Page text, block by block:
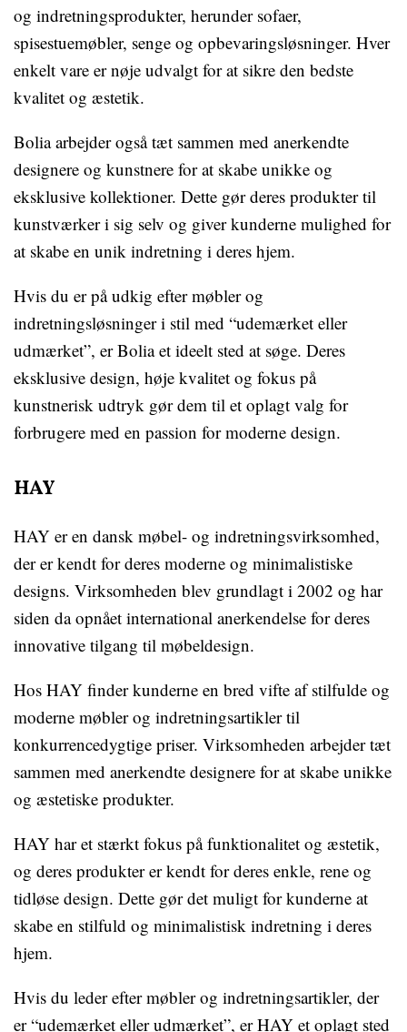
og indretningsprodukter, herunder sofaer,
spisestuemøbler, senge og opbevaringsløsninger. Hver
enkelt vare er nøje udvalgt for at sikre den bedste
kvalitet og æstetik.
Bolia arbejder også tæt sammen med anerkendte
designere og kunstnere for at skabe unikke og
eksklusive kollektioner. Dette gør deres produkter til
kunstværker i sig selv og giver kunderne mulighed for
at skabe en unik indretning i deres hjem.
Hvis du er på udkig efter møbler og
indretningsløsninger i stil med “udemærket eller
udmærket”, er Bolia et ideelt sted at søge. Deres
eksklusive design, høje kvalitet og fokus på
kunstnerisk udtryk gør dem til et oplagt valg for
forbrugere med en passion for moderne design.
HAY
HAY er en dansk møbel- og indretningsvirksomhed,
der er kendt for deres moderne og minimalistiske
designs. Virksomheden blev grundlagt i 2002 og har
siden da opnået international anerkendelse for deres
innovative tilgang til møbeldesign.
Hos HAY finder kunderne en bred vifte af stilfulde og
moderne møbler og indretningsartikler til
konkurrencedygtige priser. Virksomheden arbejder tæt
sammen med anerkendte designere for at skabe unikke
og æstetiske produkter.
HAY har et stærkt fokus på funktionalitet og æstetik,
og deres produkter er kendt for deres enkle, rene og
tidløse design. Dette gør det muligt for kunderne at
skabe en stilfuld og minimalistisk indretning i deres
hjem.
Hvis du leder efter møbler og indretningsartikler, der
er “udemærket eller udmærket”, er HAY et oplagt sted